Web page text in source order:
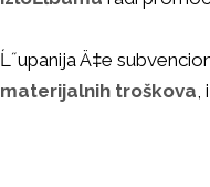
Ĺ˝upanija Ä‡e
materijalnih troškova,